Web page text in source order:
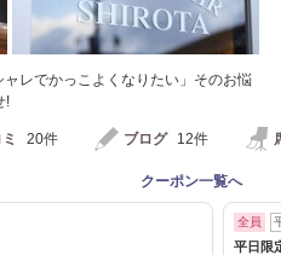
ャレでかっこよくなりたい」そのお悩
!
20件 ブログ 12件
クーポン一覧へ
全員
平日限